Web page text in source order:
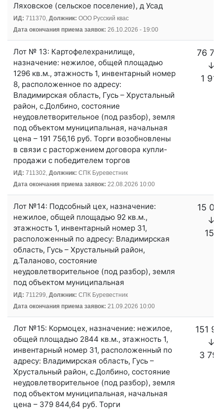
Ляховское (сельское поселение), д Усад
ИД: 711370, Должник: ООО Русский квас
Дата окончания приема заявок: 26.10.2026 - 19:00
Лот № 13: Картофелехранилище,
назначение: нежилое, общей площадью
1296 кв.м., этажность 1, инвентарный номер
8, расположенное по адресу:
Владимирская область, Гусь – Хрустальный
район, с.Долбино, состояние
неудовлетворительное (под разбор), земля
под объектом муниципальная, начальная
цена – 191 756,16 руб. Торги возобновлены
в связи с расторжением договора купли-
продажи с победителем торгов
ИД: 711302, Должник: СПК Буревестник
Дата окончания приема заявок: 22.08.2026 10:00
76
↓
1
Лот №14: Подсобный цех, назначение:
нежилое, общей площадью 92 кв.м.,
этажность 1, инвентарный номер 31,
расположенный по адресу: Владимирская
область, Гусь – Хрустальный район,
д.Таланово, состояние
неудовлетворительное (под разбор), земля
под объектом муниципальная
ИД: 711299, Должник: СПК Буревестник
Дата окончания приема заявок: 21.09.2026 10:00
15
↓
151
Лот №15: Кормоцех, назначение: нежилое,
общей площадью 2844 кв.м., этажность 1,
инвентарный номер 31, расположенный по
адресу: Владимирская область, Гусь –
Хрустальный район, с.Долбино, состояние
неудовлетворительное (под разбор), земля
под объектом муниципальная, начальная
цена – 379 844,64 руб. Торги
151
↓
3